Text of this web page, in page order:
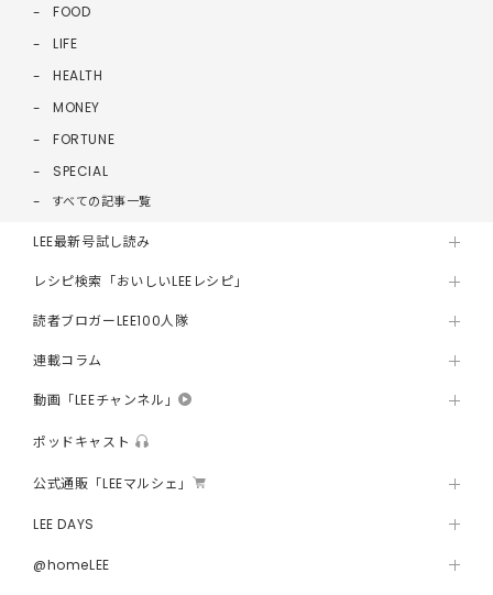
FOOD
LIFE
HEALTH
MONEY
FORTUNE
SPECIAL
すべての記事一覧
LEE最新号試し読み
レシピ検索「おいしいLEEレシピ」
読者ブロガーLEE100人隊
連載コラム
動画「LEEチャンネル」
ポッドキャスト
公式通販「LEEマルシェ」
LEE DAYS
@homeLEE